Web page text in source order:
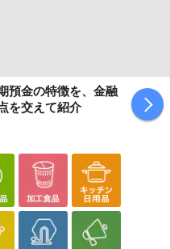
預金の特徴を、金融
を交えて紹介